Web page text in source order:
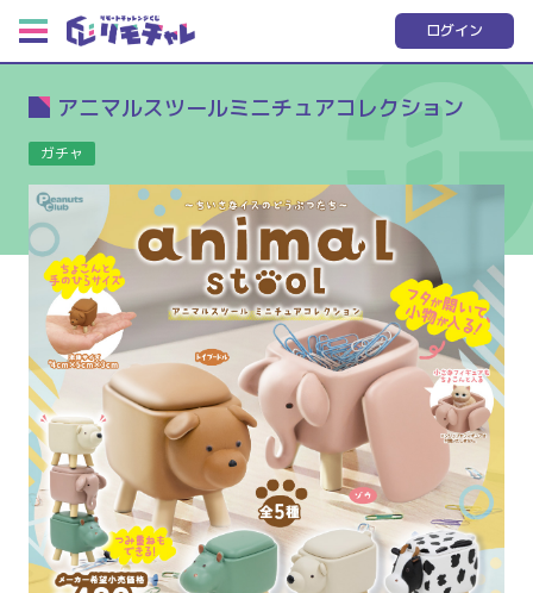
ログイン
アニマルスツールミニチュアコレクション
ガチャ